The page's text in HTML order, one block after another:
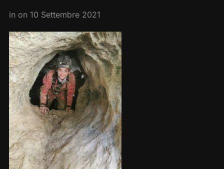
in on 10 Settembre 2021